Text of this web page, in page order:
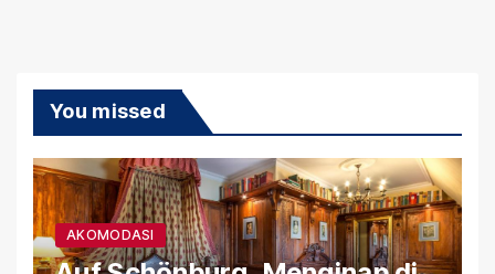
You missed
AKOMODASI